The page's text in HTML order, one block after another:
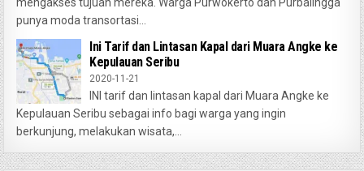
punya moda transortasi...
Ini Tarif dan Lintasan Kapal dari Muara Angke ke
Kepulauan Seribu
2020-11-21
INI tarif dan lintasan kapal dari Muara Angke ke
Kepulauan Seribu sebagai info bagi warga yang ingin
berkunjung, melakukan wisata,...